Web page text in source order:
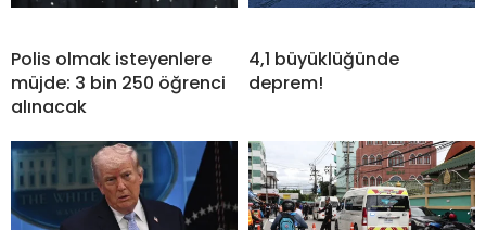
Polis olmak isteyenlere
müjde: 3 bin 250 öğrenci
alınacak
4,1 büyüklüğünde
deprem!